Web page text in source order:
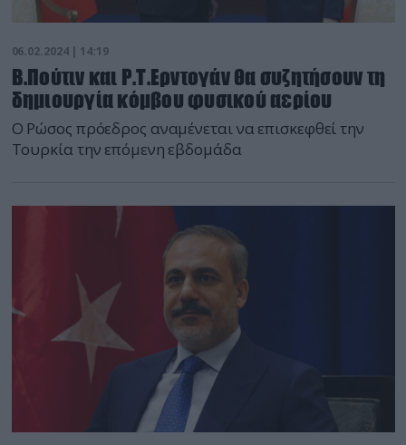
06.02.2024 | 14:19
Β.Πούτιν και Ρ.Τ.Ερντογάν θα συζητήσουν τη
δημιουργία κόμβου φυσικού αερίου
Ο Ρώσος πρόεδρος αναμένεται να επισκεφθεί την
Τουρκία την επόμενη εβδομάδα